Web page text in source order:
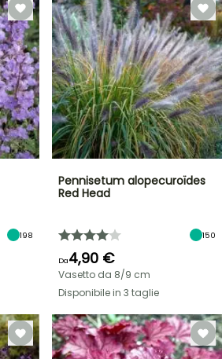
198
Pennisetum alopecuroïdes
Red Head
150
Da4,90 €
Vasetto da 8/9 cm
Disponibile in 3 taglie